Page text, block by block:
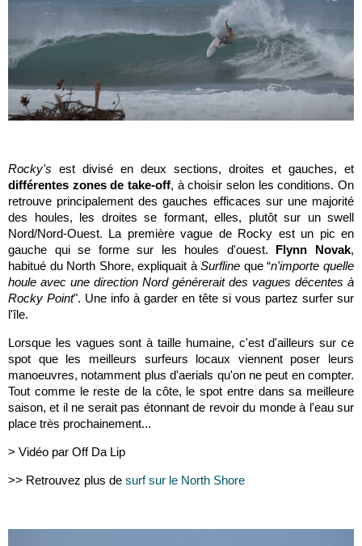
Rocky's est divisé en deux sections, droites et gauches, et
différentes zones de take-off, à choisir selon les conditions. On
retrouve principalement des gauches efficaces sur une majorité
des houles, les droites se formant, elles, plutôt sur un swell
Nord/Nord-Ouest. La première vague de Rocky est un pic en
gauche qui se forme sur les houles d'ouest. Flynn Novak,
habitué du North Shore, expliquait àSurfline que “n'importe quelle
houle avec une direction Nord générerait des vagues décentes à
Rocky Point". Une info à garder en tête si vous partez surfer sur
l'île.
Lorsque les vagues sont à taille humaine, c'est d'ailleurs sur ce
spot que les meilleurs surfeurs locaux viennent poser leurs
manoeuvres, notamment plus d'aerials qu'on ne peut en compter.
Tout comme le reste de la côte, le spot entre dans sa meilleure
saison, et il ne serait pas étonnant de revoir du monde à l'eau sur
place très prochainement...
> Vidéo par Off Da Lip
>> Retrouvez plus de surf sur le North Shore